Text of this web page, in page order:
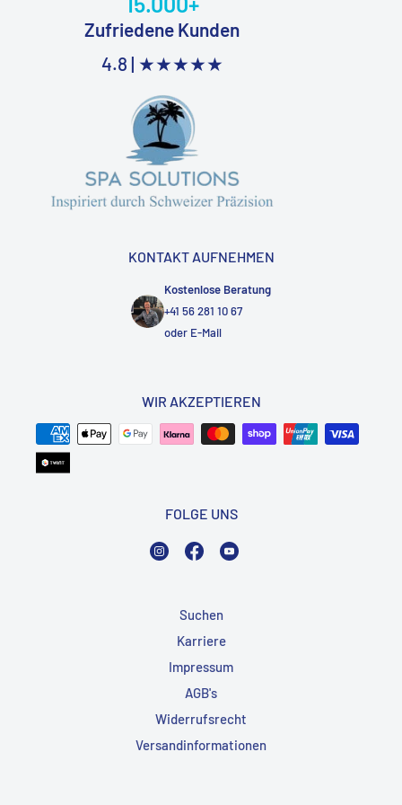
Zufriedene Kunden
4.8 | ★★★★★
KONTAKT AUFNEHMEN
Kostenlose Beratung
+41 56 281 10 67
oder E-Mail
WIR AKZEPTIEREN
FOLGE UNS
InstagramFacebook
Suchen
Karriere
Impressum
AGB's
Widerrufsrecht
Versandinformationen